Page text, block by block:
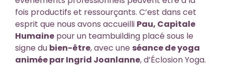
fois productifs et ressourçants. C’est dans cet
esprit que nous avons accueilli Pau, Capitale
Humaine pour un teambuilding placé sous le
signe du bien-être, avec une séance de yoga
animée par Ingrid Joanlanne, d’Éclosion Yoga.